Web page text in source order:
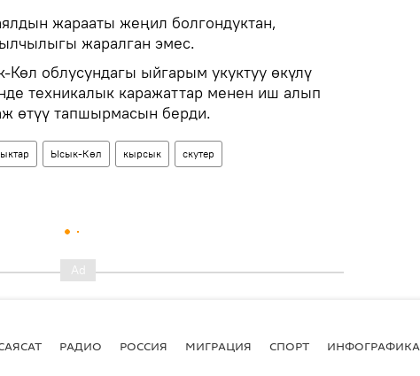
жарааты жеңил болгондуктан,
жаралган эмес.
облусундагы ыйгарым укуктуу өкүлү
техникалык каражаттар менен иш алып
өтүү тапшырмасын берди.
Ысык-Көл кырсык скутер
РАДИО РОССИЯ МИГРАЦИЯ СПОРТ ИНФОГРАФИКА